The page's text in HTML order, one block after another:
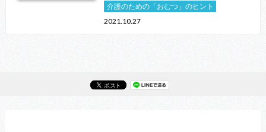
介護のための「おむつ」のヒント
2021.10.27